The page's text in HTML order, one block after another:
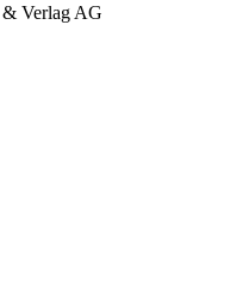
Verlag AG